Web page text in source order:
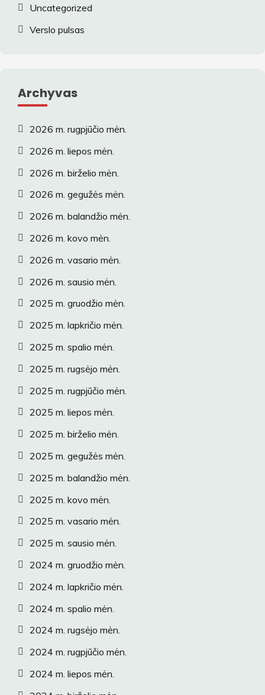
Uncategorized
Verslo pulsas
Archyvas
2026 m. rugpjūčio mėn.
2026 m. liepos mėn.
2026 m. birželio mėn.
2026 m. gegužės mėn.
2026 m. balandžio mėn.
2026 m. kovo mėn.
2026 m. vasario mėn.
2026 m. sausio mėn.
2025 m. gruodžio mėn.
2025 m. lapkričio mėn.
2025 m. spalio mėn.
2025 m. rugsėjo mėn.
2025 m. rugpjūčio mėn.
2025 m. liepos mėn.
2025 m. birželio mėn.
2025 m. gegužės mėn.
2025 m. balandžio mėn.
2025 m. kovo mėn.
2025 m. vasario mėn.
2025 m. sausio mėn.
2024 m. gruodžio mėn.
2024 m. lapkričio mėn.
2024 m. spalio mėn.
2024 m. rugsėjo mėn.
2024 m. rugpjūčio mėn.
2024 m. liepos mėn.